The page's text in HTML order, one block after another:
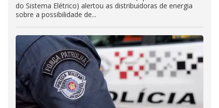
do Sistema Elétrico) alertou as distribuidoras de energia
sobre a possibilidade de...